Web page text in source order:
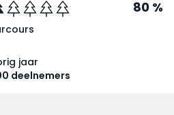
80 %
jaar
deelnemers